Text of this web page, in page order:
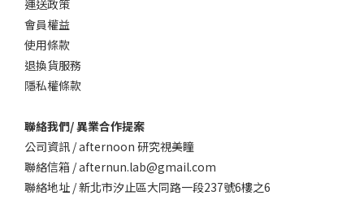
運送政策
會員權益
使用條款
退換貨服務
隱私權條款
聯絡我們/ 異業合作提案
公司資訊 / afternoon 研究視美瞳
聯絡信箱 / afternun.lab@gmail.com
聯絡地址 / 新北市汐止區大同路一段237號6樓之6